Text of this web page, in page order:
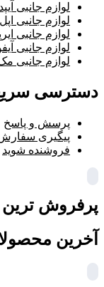
لوازم جانبی آیپد
لوازم جانبی
لوازم جانبی
لوازم جانبی
لوازم جانبی
دسترسی
پرسش و پاسخ
پیگیری
فروشنده شوید
پرفروش
آخرین